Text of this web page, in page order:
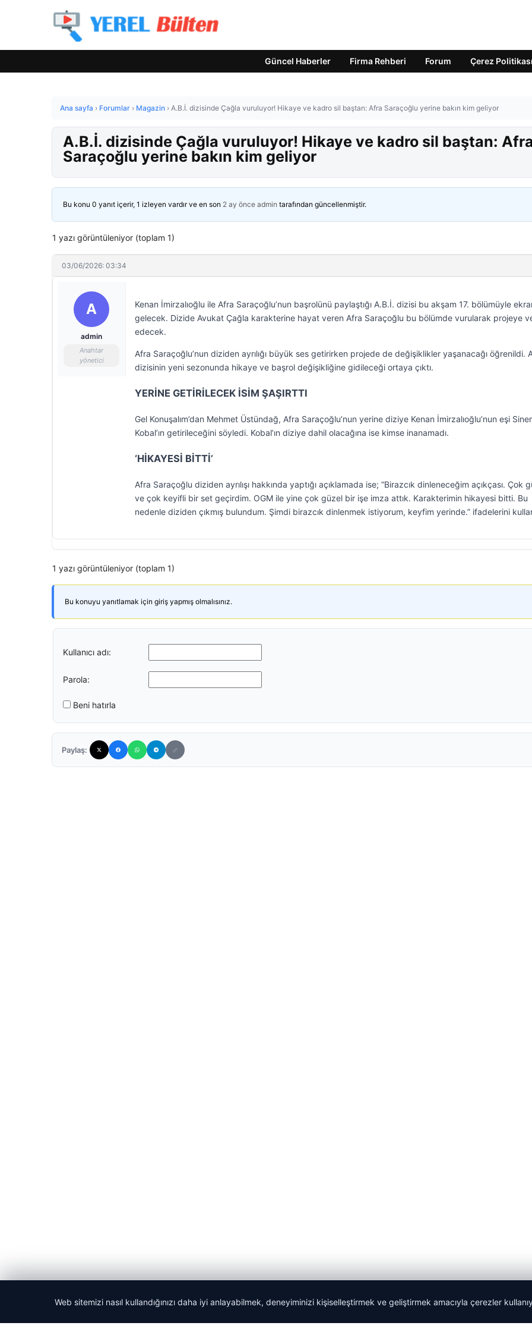
Güncel Haberler Firma Rehberi Forum Çerez Politikası
Ana sayfa › Forumlar › Magazin › A.B.İ. dizisinde Çağla vuruluyor! Hikaye ve kadro sil baştan: Afra Saraçoğlu yerine bakın kim geliyor
A.B.İ. dizisinde Çağla vuruluyor! Hikaye ve kadro sil baştan:
Saraçoğlu yerine bakın kim geliyor
Bu konu 0 yanıt içerir, 1 izleyen vardır ve en son 2 ay önce admin tarafından güncellenmiştir.
1 yazı görüntüleniyor (toplam 1)
03/06/2026: 03:34
A
admin
Anahtar
yönetici
Kenan İmirzalıoğlu ile Afra Saraçoğlu’nun başrolünü paylaştığı A.B.İ. dizisi bu akşam 17. bölümüyle
gelecek. Dizide Avukat Çağla karakterine hayat veren Afra Saraçoğlu bu bölümde vurularak projeye
edecek.
Afra Saraçoğlu’nun diziden ayrılığı büyük ses getirirken projede de değişiklikler yaşanacağı öğrenildi.
dizisinin yeni sezonunda hikaye ve başrol değişikliğine gidileceği ortaya çıktı.
YERİNE GETİRİLECEK İSİM ŞAŞIRTTI
Gel Konuşalım’dan Mehmet Üstündağ, Afra Saraçoğlu’nun yerine diziye Kenan İmirzalıoğlu’nun eşi
Kobal’ın getirileceğini söyledi. Kobal’ın diziye dahil olacağına ise kimse inanamadı.
‘HİKAYESİ BİTTİ’
Afra Saraçoğlu diziden ayrılışı hakkında yaptığı açıklamada ise; “Birazcık dinleneceğim açıkçası. Çok
ve çok keyifli bir set geçirdim. OGM ile yine çok güzel bir işe imza attık. Karakterimin hikayesi bitti. Bu
nedenle diziden çıkmış bulundum. Şimdi birazcık dinlenmek istiyorum, keyfim yerinde.” ifadelerini
1 yazı görüntüleniyor (toplam 1)
Bu konuyu yanıtlamak için giriş yapmış olmalısınız.
Kullanıcı adı:
Parola:
Beni hatırla
Paylaş:
Web sitemizi nasıl kullandığınızı daha iyi anlayabilmek, deneyiminizi kişiselleştirmek ve geliştirmek amacıyla çerezler